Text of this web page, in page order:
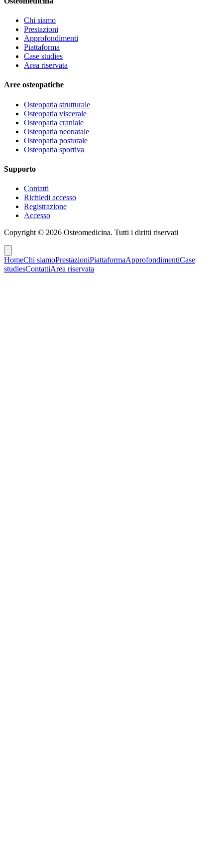
Chi siamo
Prestazioni
Approfondimenti
Piattaforma
Case studies
Area riservata
Aree osteopatiche
Osteopatia strutturale
Osteopatia viscerale
Osteopatia craniale
Osteopatia neonatale
Osteopatia posturale
Osteopatia sportiva
Supporto
Contatti
Richiedi accesso
Registrazione
Accesso
Copyright © 2026 Osteomedicina. Tutti i diritti riservati
HomeChi siamoPrestazioniPiattaformaApprofondimentiCase
studiesContattiArea riservata